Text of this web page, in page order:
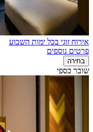
אירוח זוגי בכל ימות השבוע
פרטים נוספים
בחירה
שובר כספי